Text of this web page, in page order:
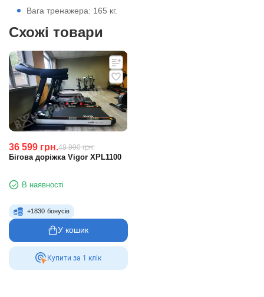
Вага тренажера: 165 кг.
Схожі товари
36 599 грн.49 990 грн.
Бігова доріжка Vigor XPL1100
В наявності
+1830 бонусів
У кошик
Купити за 1 клiк